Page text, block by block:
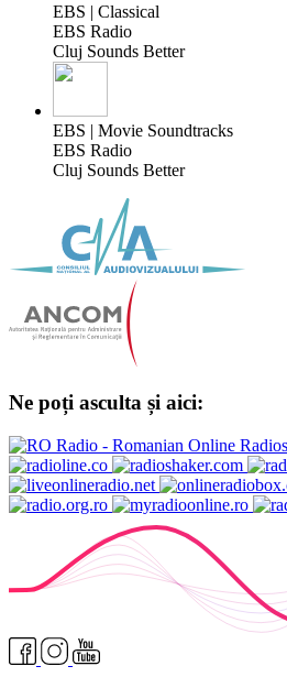
EBS | Classical
EBS Radio
Cluj Sounds Better
EBS | Movie Soundtracks
EBS Radio
Cluj Sounds Better
Ne poți asculta și aici: